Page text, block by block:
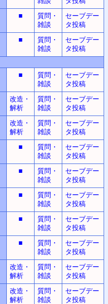
■
質問・
雑談
セーブデー
タ投稿
■
質問・
雑談
セーブデー
タ投稿
■
質問・
雑談
セーブデー
タ投稿
改造・
解析
質問・
雑談
セーブデー
タ投稿
改造・
解析
質問・
雑談
セーブデー
タ投稿
■
質問・
雑談
セーブデー
タ投稿
■
質問・
雑談
セーブデー
タ投稿
■
質問・
雑談
セーブデー
タ投稿
■
質問・
雑談
セーブデー
タ投稿
■
質問・
雑談
セーブデー
タ投稿
改造・
解析
質問・
雑談
セーブデー
タ投稿
改造・
解析
質問・
雑談
セーブデー
タ投稿